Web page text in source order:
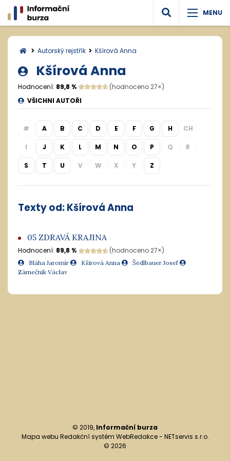
Autorský rejstřík Kšírová Anna
Kšírová Anna
Hodnocení: 89,8 %
(hodnoceno 27×)
VŠICHNI AUTOŘI
# A B C D E F G H CH
I J K L M N O P Q R
S T U V W X Y Z
Texty od: Kšírová Anna
05 ZDRAVÁ KRAJINA
Hodnocení: 89,8 % (hodnoceno 27×)
Bláha Jaromír Kšírová Anna
Šedlbauer Josef
Zámečník Václav
© 2019, Informační burza
Mapa webu Redakční systém WebRedakce- NETservis s.r.o.
© 2026